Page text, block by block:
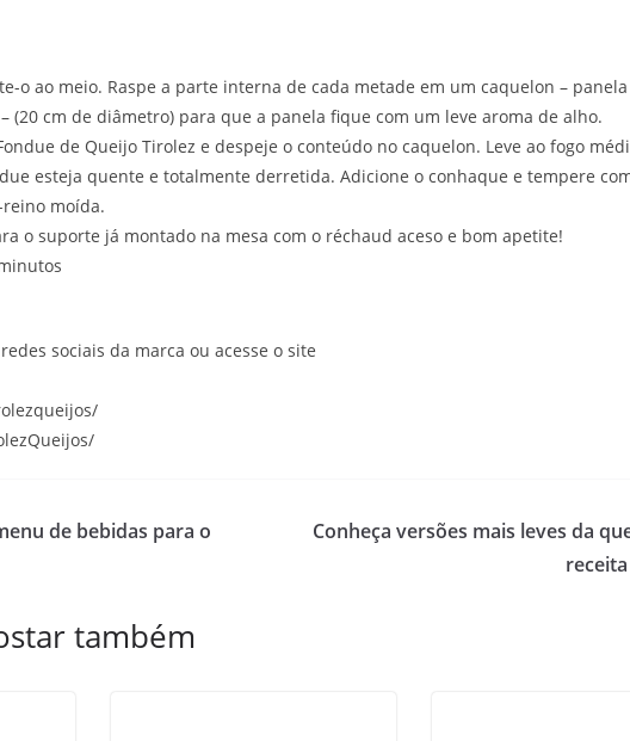
o ao meio. Raspe a parte interna de cada metade em um caquelon – panela
(20 cm de diâmetro) para que a panela fique com um leve aroma de alho.
de Queijo Tirolez e despeje o conteúdo no caquelon. Leve ao fogo
esteja quente e totalmente derretida. Adicione o conhaque e tempere
moída.
o suporte já montado na mesa com o réchaud aceso e bom apetite!
sociais da marca ou acesse o site
de bebidas para o
Conheça versões mais leves da
também